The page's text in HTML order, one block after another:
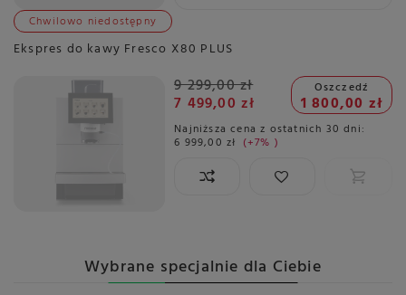
Chwilowo niedostępny
Ekspres do kawy Fresco X80 PLUS
9 299,00 zł
7 499,00 zł
Oszczedź
1 800,00 zł
Najniższa cena z ostatnich 30 dni:
6 999,00 zł +7%
Wybrane specjalnie dla Ciebie